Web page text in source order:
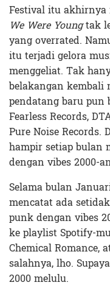
Festival itu
We Were Youngtak
yangoverrated.
itu terjadi gelora
menggeliat. Tak
belakangan kembali
pendatang baru pun
Fearless Records,
Pure Noise Records.
hampir setiap bulan
dengan vibes 2000-
Selama bulan
mencatat ada
punk dengan vibes
ke playlist Spotify-
Chemical Romance,
salahnya, lho.
2000 melulu.